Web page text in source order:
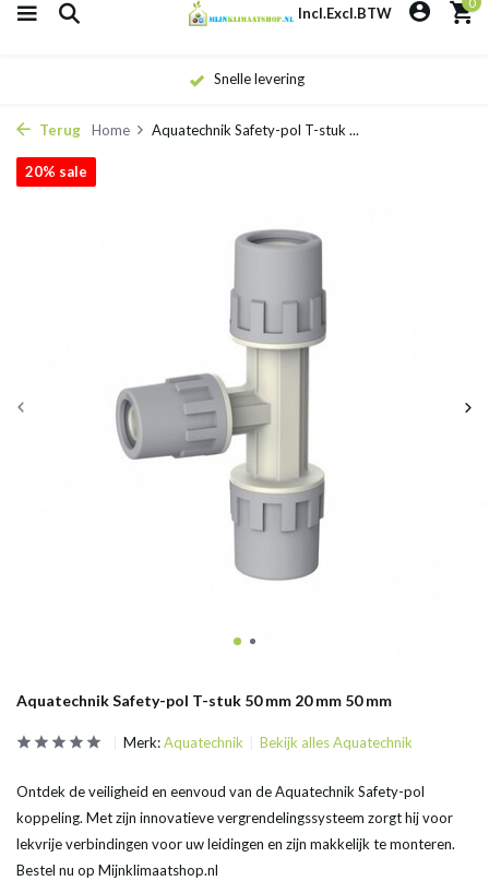
Incl.Excl.BTW
Eigen monteurs
Terug Home Aquatechnik Safety-pol T-stuk ...
Aquatechnik Safety-pol T-stuk 50 mm 20 mm 50 mm
20% sale
Merk:Aquatechnik Bekijk alles Aquatechnik
Ontdek de veiligheid en eenvoud van de Aquatechnik Safety-pol
koppeling. Met zijn innovatieve vergrendelingssysteem zorgt hij voor
lekvrije verbindingen voor uw leidingen en zijn makkelijk te monteren.
Bestel nu op Mijnklimaatshop.nl